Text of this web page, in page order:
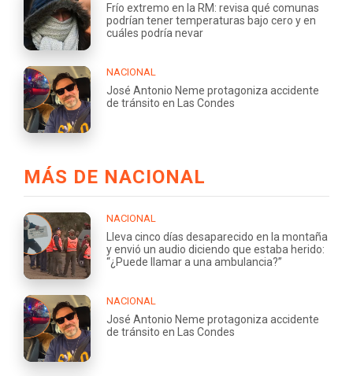
Frío extremo en la RM: revisa qué comunas
podrían tener temperaturas bajo cero y en
cuáles podría nevar
NACIONAL
José Antonio Neme protagoniza accidente
de tránsito en Las Condes
MÁS DE NACIONAL
NACIONAL
Lleva cinco días desaparecido en la montaña
y envió un audio diciendo que estaba herido:
“¿Puede llamar a una ambulancia?”
NACIONAL
José Antonio Neme protagoniza accidente
de tránsito en Las Condes